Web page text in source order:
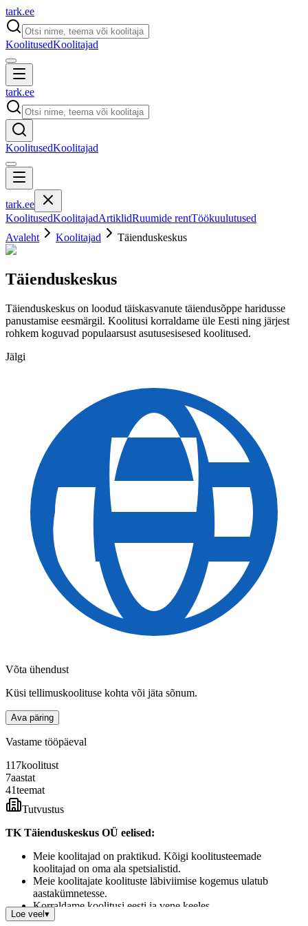
tark.ee
KoolitusedKoolitajad
tark.ee
KoolitusedKoolitajad
tark.ee
KoolitusedKoolitajadArtiklidRuumide rentTöökuulutused
Avaleht
Koolitajad Täienduskeskus
Täienduskeskus
Täienduskeskus on loodud täiskasvanute täiendusõppe haridusse
panustamise eesmärgil. Koolitusi korraldame üle Eesti ning järjest
rohkem koguvad populaarsust asutusesisesed koolitused.
Jälgi
Võta ühendust
Küsi tellimuskoolituse kohta või jäta sõnum.
Ava päring
Vastame tööpäeval
117koolitust
7aastat
41teemat
Tutvustus
TK Täienduskeskus OÜ eelised:
Meie koolitajad on praktikud. Kõigi koolitusteemade
koolitajad on oma ala spetsialistid.
Meie koolitajate koolituste läbiviimise kogemus ulatub
aastakümnetesse.
Korraldame koolitusi eesti ja vene keeles.
Peame lugu täiskasvanute elukestvast õppest.
Loe veel ▾